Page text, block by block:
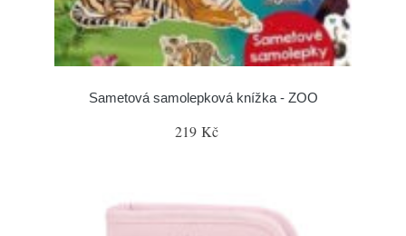
Sametová samolepková knížka - ZOO
219 Kč